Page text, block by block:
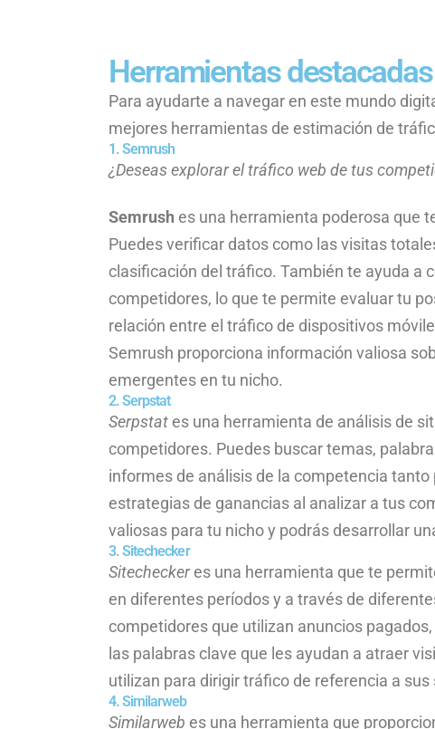
Herramientas
Para ayudarte a navegar en este mundo
mejores herramientas de estimación de
1. Semrush
¿Deseas explorar el tráfico web de tus
Semrush es una herramienta poderosa que
Puedes verificar datos como las visitas
clasificación del tráfico. También te ayuda a
competidores, lo que te permite evaluar tu
relación entre el tráfico de dispositivos
Semrush proporciona información valiosa
emergentes en tu nicho.
2. Serpstat
Serpstat es una herramienta de análisis de
competidores. Puedes buscar temas,
informes de análisis de la competencia tanto
estrategias de ganancias al analizar a tus
valiosas para tu nicho y podrás desarrollar
3. Sitechecker
Sitecheckeres una herramienta que te
en diferentes períodos y a través de
competidores que utilizan anuncios
las palabras clave que les ayudan a atraer
utilizan para dirigir tráfico de referencia a sus
4. Similarweb
Similarweb es una herramienta que